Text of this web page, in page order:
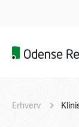
Erhverv